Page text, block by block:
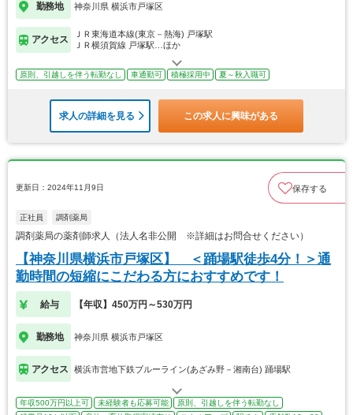
勤務地 神奈川県 横浜市戸塚区
アクセス
ＪＲ東海道本線(東京－熱海) 戸塚駅
ＪＲ横須賀線 戸塚駅…ほか
原則、引越しを伴う転勤なし 車通勤可 積極採用中 夏～秋入職可
求人の詳細を見る この求人に興味がある
更新日：2024年11月9日 保存する
正社員 調剤薬局
調剤薬局の薬剤師求人（法人名非公開 ※詳細はお問合せください）
【神奈川県横浜市戸塚区】 ＜踊場駅徒歩4分！＞通
勤時間の短縮にこだわる方におすすめです！
給与 【年収】450万円～530万円
勤務地 神奈川県 横浜市戸塚区
アクセス 横浜市営地下鉄ブルーライン(あざみ野－湘南台) 踊場駅
年収500万円以上可 未経験者も応募可能
原則、引越しを伴う転勤なし